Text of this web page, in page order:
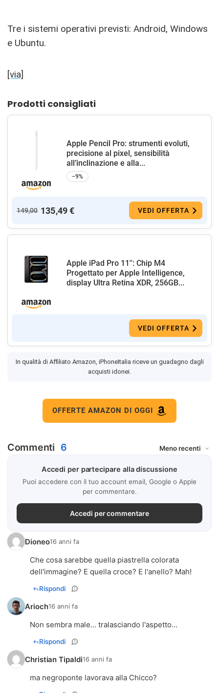
Tre i sistemi operativi previsti: Android, Windows
e Ubuntu.
[via]
Prodotti consigliati
Apple Pencil Pro: strumenti evoluti,
precisione al pixel, sensibilità
all’inclinazione e alla...
−9%
149,00 135,49 € VEDI OFFERTA
Apple iPad Pro 11'': Chip M4
Progettato per Apple Intelligence,
display Ultra Retina XDR, 256GB...
VEDI OFFERTA
In qualità di Affiliato Amazon, iPhoneItalia riceve un guadagno dagli
acquisti idonei.
OFFERTE AMAZON DI OGGI
Commenti 6
Accedi per partecipare alla discussione
Puoi accedere con il tuo account email, Google o Apple
per commentare.
Accedi per commentare
Dioneo16 anni fa
Che cosa sarebbe quella piastrella colorata
dell'immagine? E quella croce? E l'anello? Mah!
Rispondi
Arioch16 anni fa
Non sembra male... tralasciando l'aspetto...
Rispondi
Christian Tipaldi16 anni fa
ma negroponte lavorava alla Chicco?